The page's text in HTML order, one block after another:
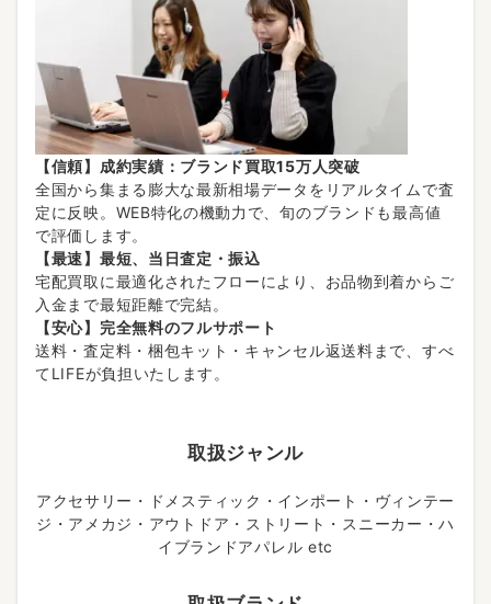
【信頼】成約実績：ブランド買取15万人突破
全国から集まる膨大な最新相場データをリアルタイムで査
定に反映。WEB特化の機動力で、旬のブランドも最高値
で評価します。
【最速】最短、当日査定・振込
宅配買取に最適化されたフローにより、お品物到着からご
入金まで最短距離で完結。
【安心】完全無料のフルサポート
送料・査定料・梱包キット・キャンセル返送料まで、すべ
てLIFEが負担いたします。
取扱ジャンル
アクセサリー・ドメスティック・インポート・ヴィンテー
ジ・アメカジ・アウトドア・ストリート・スニーカー・ハ
イブランドアパレル etc